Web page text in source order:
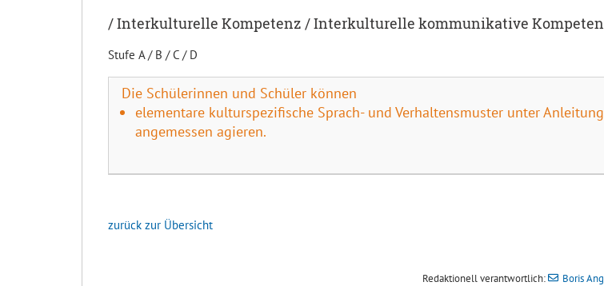
/ Interkulturelle Kompetenz / Interkulturelle kommunikative
Stufe A / B / C / D
Die Schülerinnen und Schüler können
elementare kulturspezifische Sprach- und Verhaltensmuster unter
angemessen agieren.
zurück zur Übersicht
Redaktionell verantwortlich: Boris